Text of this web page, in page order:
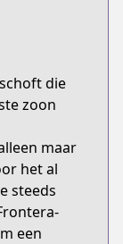
die
zoon
maar
het al
steeds
een